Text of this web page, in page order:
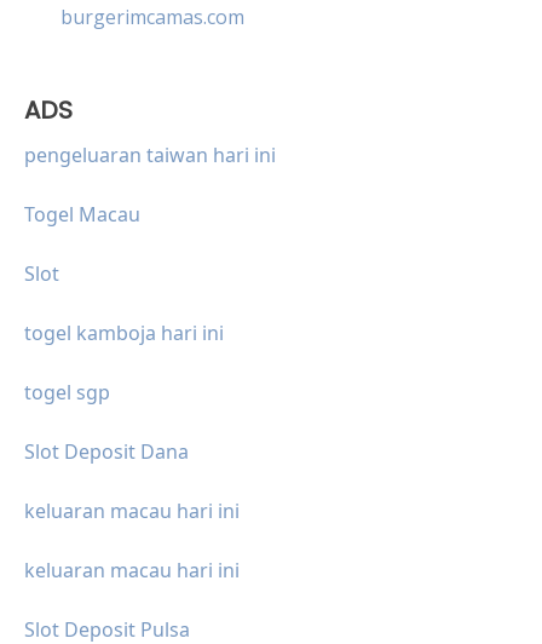
burgerimcamas.com
ADS
pengeluaran taiwan hari ini
Togel Macau
Slot
togel kamboja hari ini
togel sgp
Slot Deposit Dana
keluaran macau hari ini
keluaran macau hari ini
Slot Deposit Pulsa